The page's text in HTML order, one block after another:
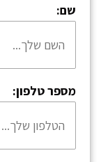
שם:
מספר טלפון: